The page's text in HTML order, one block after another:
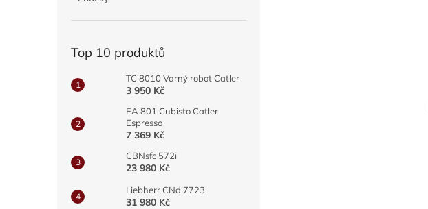
Top 10 produktů
TC 8010 Varný robot Catler
3 950 Kč
EA 801 Cubisto Catler
Espresso
7 369 Kč
CBNsfc 572i
23 980 Kč
Liebherr CNd 7723
31 980 Kč